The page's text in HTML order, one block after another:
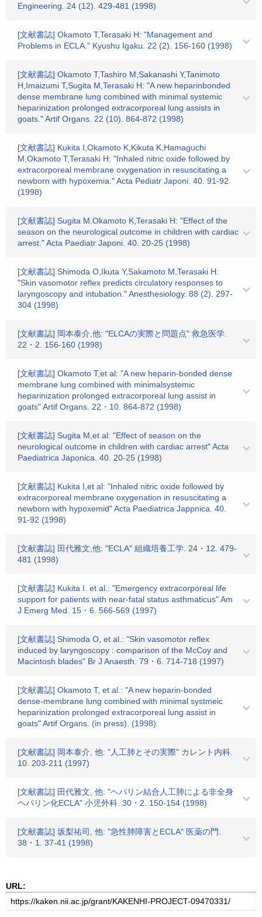
Engineering. 24 (12). 429-481 (1998)
[文献書誌] Okamoto T,Terasaki H: "Management and
Problems in ECLA." Kyushu Igaku. 22 (2). 156-160 (1998)
[文献書誌] Okamoto T,Tashiro M,Sakanashi Y,Tanimoto
H,Imaizumi T,Sugita M,Terasaki H: "A new heparinbonded
dense membrane lung combined with minimal systemic
heparinization prolonged extracorporeal lung assists in
goats." Artif Organs. 22 (10). 864-872 (1998)
[文献書誌] Kukita I,Okamoto K,Kikuta K,Hamaguchi
M,Okamoto T,Terasaki H: "Inhaled nitric oxide followed by
extracorporeal membrane oxygenation in resuscitating a
newborn with hypoxemia." Acta Pediatr Japoni. 40. 91-92
(1998)
[文献書誌] Sugita M.Okamoto K,Terasaki H: "Effect of the
season on the neurological outcome in children with cardiac
arrest." Acta Paediatr Japoni. 40. 20-25 (1998)
[文献書誌] Shimoda O,Ikuta Y,Sakamoto M,Terasaki H:
"Skin vasomotor reflex predicts circulatory responses to
laryngoscopy and intubation." Anesthesiology. 88 (2). 297-
304 (1998)
[文献書誌] 岡本泰介,他: "ELCAの実際と問題点" 救急医学.
22・2. 156-160 (1998)
[文献書誌] Okamoto T,et al: "A new heparin-bonded dense
membrane lung combined with minimalsystemic
heparinization prolonged extracorporeal lung assist in
goats" Artif Organs. 22・10. 864-872 (1998)
[文献書誌] Sugita M,et al: "Effect of season on the
neurological outcome in children with cardiac arrest" Acta
Paediatrica Japonica. 40. 20-25 (1998)
[文献書誌] Kukita I,et al: "Inhaled nitric oxide followed by
extracorporeal membrane oxygenation in resuscitating a
newborn with hypoxemid" Acta Paediatrica Jappnica. 40.
91-92 (1998)
[文献書誌] 田代雅文,他: "ECLA" 組織培養工学. 24・12. 479-
481 (1998)
[文献書誌] Kukita I. et al.: "Emergency extracorporeal life
support for patients with near-fatal status asthmaticus" Am
J Emerg Med. 15・6. 566-569 (1997)
[文献書誌] Shimoda O, et al.: "Skin vasomotor reflex
induced by laryngoscopy : comparison of the McCoy and
Macintosh blades" Br J Anaesth. 79・6. 714-718 (1997)
[文献書誌] Okamoto T, et al.: "A new heparin-bonded
dense-membrane lung combined with minimal systmeic
heparinization prolonged extracorporeal lung assist in
goats" Artif Organs. (in press). (1998)
[文献書誌] 岡本泰介, 他: "人工肺とその実際" カレント内科.
10. 203-211 (1997)
[文献書誌] 田代雅文, 他: "ヘパリン結合人工肺による非全身
ヘパリン化ECLA" 小児外科. 30・2. 150-154 (1998)
[文献書誌] 坂梨祐司, 他: "急性肺障害とECLA" 医薬の門.
38・1. 37-41 (1998)
URL: